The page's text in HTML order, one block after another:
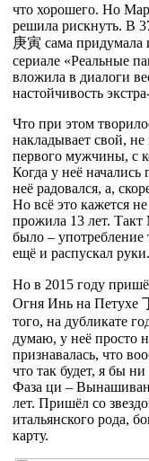
что хорошего. Но
решила рискнуть. В
庚寅 сама придумала
сериале «Реальные
вложила в диалоги
настойчивость
Что при этом
накладывает свой,
первого мужчины, с
Когда у неё
неё радовался, а,
Но всё это кажется
прожила 13 лет.
было – употребление
ещё и распускал руки.
Но в 2015 году
Огня Инь на Петухе
того, на дубликате
думаю, у неё просто
признавалась, что
что так будет, я бы
Фаза ци –
лет. Пришёл со
итальянского рода,
карту.